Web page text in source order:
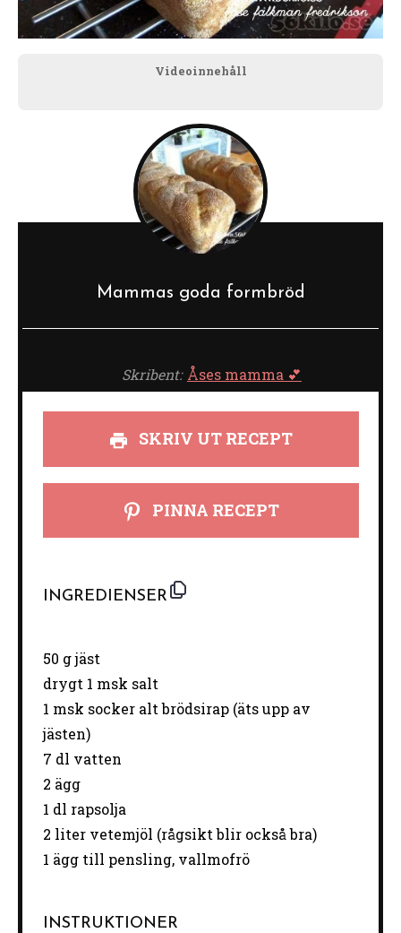
Videoinnehåll
Mammas goda formbröd
Skribent: Åses mamma 💕
SKRIV UT RECEPT
PINNA RECEPT
INGREDIENSER
50 gjäst
drygt 1 msk salt
1 msk socker alt brödsirap (äts upp av
jästen)
7 dl vatten
2 ägg
1 dl rapsolja
2 liter vetemjöl (rågsikt blir också bra)
1 ägg till pensling, vallmofrö
INSTRUKTIONER